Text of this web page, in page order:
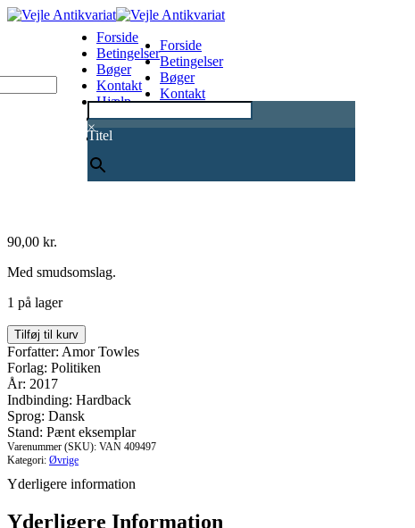
×
Titel
Forside
Betingelser
Bøger
Kontakt
Hjælp
0
Forside
Betingelser
Bøger
Kontakt
90,00 kr.
Med smudsomslag.
1 på lager
En
gentleman
i
Moskva
antal
Tilføj til kurv
Forfatter: Amor Towles
Forlag: Politiken
År: 2017
Indbinding: Hardback
Sprog: Dansk
Stand: Pænt eksemplar
Varenummer (SKU): VAN 409497
Kategori: Øvrige
Yderligere information
Yderligere Information